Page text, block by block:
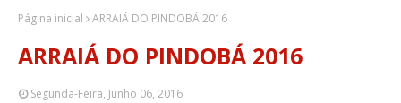
SALVADOR
Página inicial ARRAIÁ DO PINDOBÁ 2016
ARRAIÁ DO PINDOBÁ 2016
Segunda-Feira, Junho 06, 2016